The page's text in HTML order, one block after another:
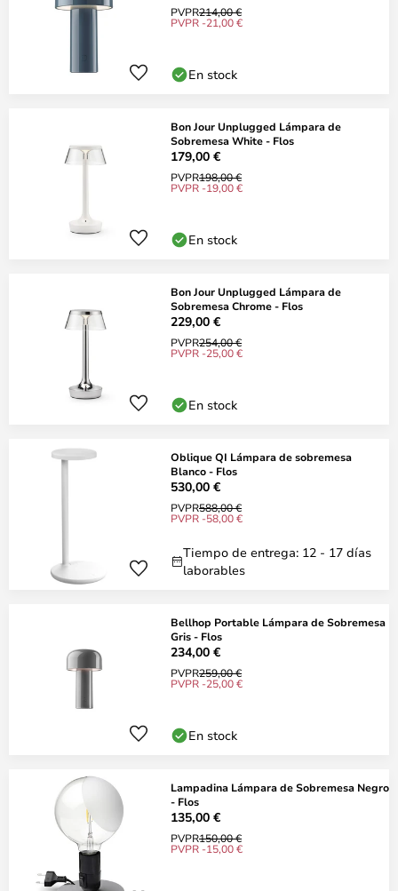
PVPR214,00 €
PVPR -21,00 €
En stock
Bon Jour Unplugged Lámpara de
Sobremesa White - Flos
179,00 €
PVPR198,00 €
PVPR -19,00 €
En stock
Bon Jour Unplugged Lámpara de
Sobremesa Chrome - Flos
229,00 €
PVPR254,00 €
PVPR -25,00 €
En stock
Oblique QI Lámpara de sobremesa
Blanco - Flos
530,00 €
PVPR588,00 €
PVPR -58,00 €
Tiempo de entrega: 12 - 17 días
laborables
Bellhop Portable Lámpara de Sobremesa
Gris - Flos
234,00 €
PVPR259,00 €
PVPR -25,00 €
En stock
Lampadina Lámpara de Sobremesa Negro
- Flos
135,00 €
PVPR150,00 €
PVPR -15,00 €